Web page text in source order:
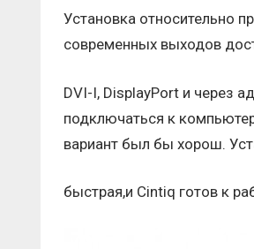
Установка относительно
современных выходов
DVI-I, DisplayPort и через
подключаться к
вариант был бы хорош.
быстрая,и Cintiq готов к